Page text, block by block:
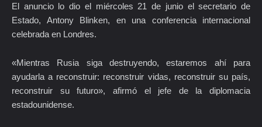
El anuncio lo dio el miércoles 21 de junio el secretario de
Estado, Antony Blinken, en una conferencia internacional
celebrada en Londres.
«Mientras Rusia siga destruyendo, estaremos ahí para
ayudarla a reconstruir: reconstruir vidas, reconstruir su país,
reconstruir su futuro», afirmó el jefe de la diplomacia
estadounidense.